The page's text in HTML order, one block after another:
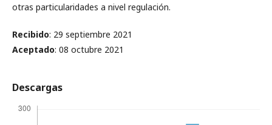
otras particularidades a nivel regulación.
Recibido: 29 septiembre 2021
Aceptado: 08 octubre 2021
Descargas